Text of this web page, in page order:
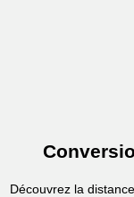
Découvrez la